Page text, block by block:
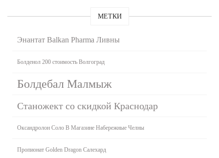
МЕТКИ
Энантат Balkan Pharma Ливны
Болденол 200 стоимость Волгоград
Болдебал Малмыж
Станожект со скидкой Краснодар
Оксандролон Соло В Магазине Набережные Челны
Пропионат Golden Dragon Салехард